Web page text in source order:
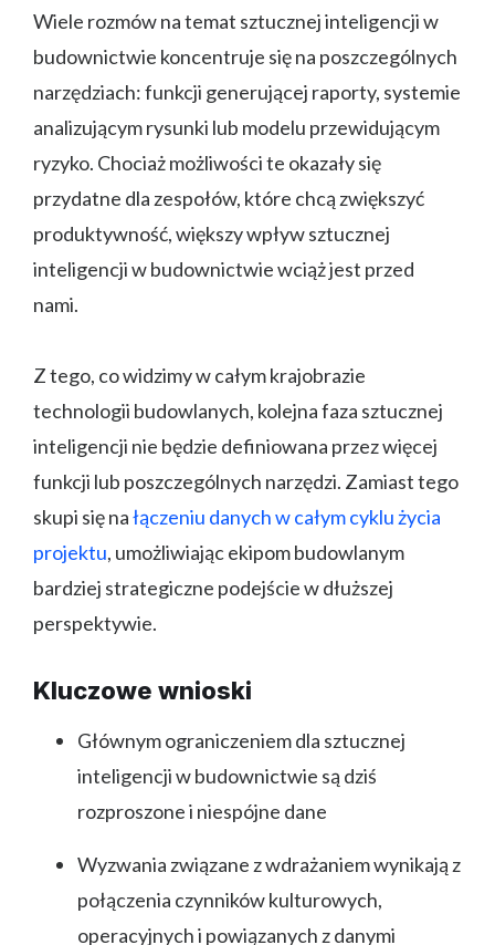
Wiele rozmów na temat sztucznej inteligencji w
budownictwie koncentruje się na poszczególnych
narzędziach: funkcji generującej raporty, systemie
analizującym rysunki lub modelu przewidującym
ryzyko. Chociaż możliwości te okazały się
przydatne dla zespołów, które chcą zwiększyć
produktywność, większy wpływ sztucznej
inteligencji w budownictwie wciąż jest przed
nami.
Z tego, co widzimy w całym krajobrazie
technologii budowlanych, kolejna faza sztucznej
inteligencji nie będzie definiowana przez więcej
funkcji lub poszczególnych narzędzi. Zamiast tego
skupi się nałączeniu danych w całym cyklu życia
projektu, umożliwiając ekipom budowlanym
bardziej strategiczne podejście w dłuższej
perspektywie.
Kluczowe wnioski
Głównym ograniczeniem dla sztucznej
inteligencji w budownictwie są dziś
rozproszone i niespójne dane
Wyzwania związane z wdrażaniem wynikają z
połączenia czynników kulturowych,
operacyjnych i powiązanych z danymi